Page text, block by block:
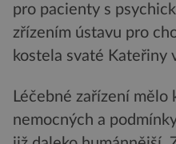
pro pacienty s
zřízením ústavu pro
kostela svaté Kateřiny
Léčebné zařízení mělo
nemocných a